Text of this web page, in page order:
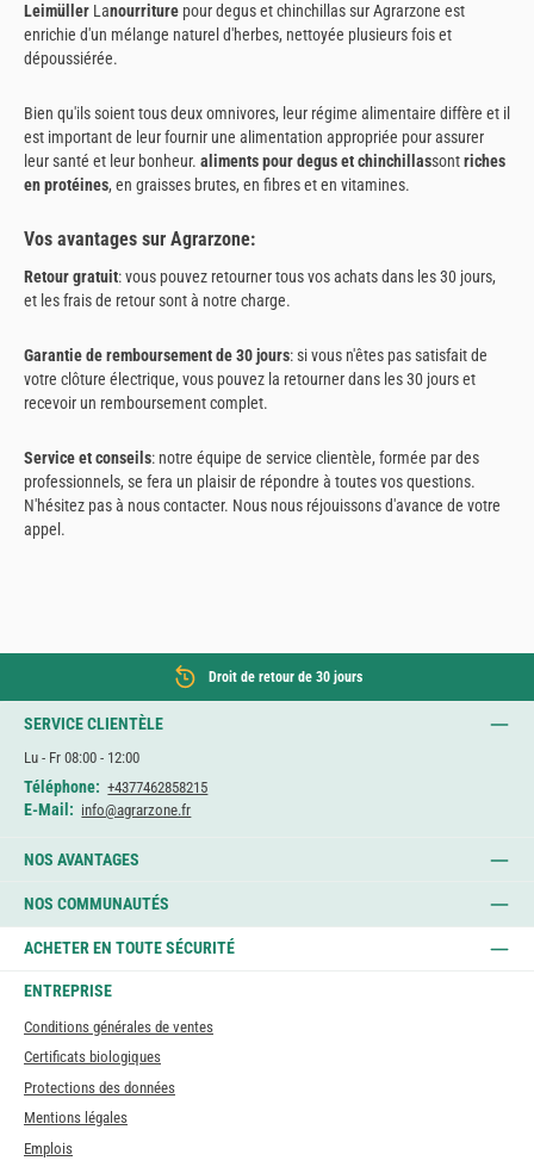
Leimüller Lanourriture pour degus et chinchillas sur Agrarzone est
enrichie d'un mélange naturel d'herbes, nettoyée plusieurs fois et
dépoussiérée.
Bien qu'ils soient tous deux omnivores, leur régime alimentaire diffère et il
est important de leur fournir une alimentation appropriée pour assurer
leur santé et leur bonheur. aliments pour degus et chinchillassontriches
en protéines, en graisses brutes, en fibres et en vitamines.
Vos avantages sur Agrarzone:
Retour gratuit: vous pouvez retourner tous vos achats dans les 30 jours,
et les frais de retour sont à notre charge.
Garantie de remboursement de 30 jours: si vous n'êtes pas satisfait de
votre clôture électrique, vous pouvez la retourner dans les 30 jours et
recevoir un remboursement complet.
Service et conseils: notre équipe de service clientèle, formée par des
professionnels, se fera un plaisir de répondre à toutes vos questions.
N'hésitez pas à nous contacter. Nous nous réjouissons d'avance de votre
appel.
Droit de retour de 30 jours
SERVICE CLIENTÈLE
Lu - Fr 08:00 - 12:00
Téléphone: +4377462858215
E-Mail: info@agrarzone.fr
NOS AVANTAGES
NOS COMMUNAUTÉS
ACHETER EN TOUTE SÉCURITÉ
ENTREPRISE
Conditions générales de ventes
Certificats biologiques
Protections des données
Mentions légales
Emplois